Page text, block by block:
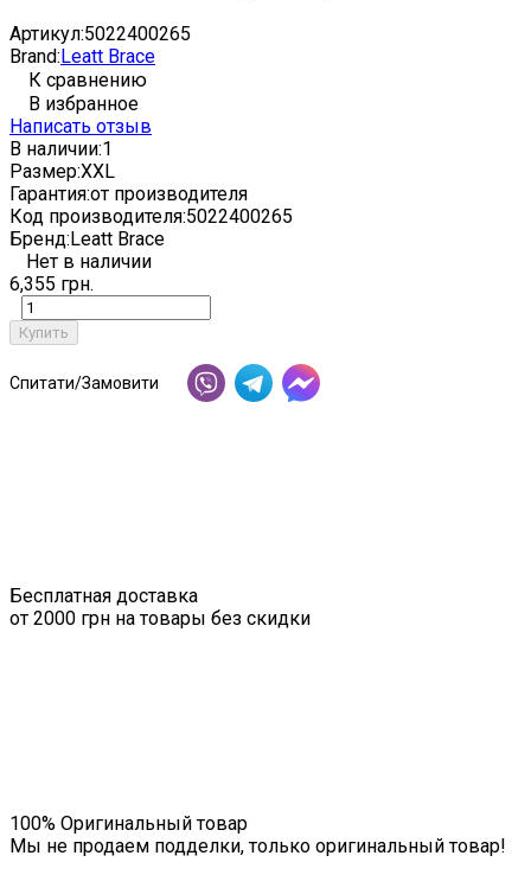
Артикул:5022400265
Brand:Leatt Brace
К сравнению
В избранное
Написать отзыв
В наличии:1
Размер:XXL
Гарантия:от производителя
Код производителя:5022400265
Бренд:Leatt Brace
Нет в наличии
6,355 грн.
Купить
Спитати/Замовити
Бесплатная доставка
от 2000 грн на товары без скидки
100% Оригинальный товар
Мы не продаем подделки, только оригинальный товар!